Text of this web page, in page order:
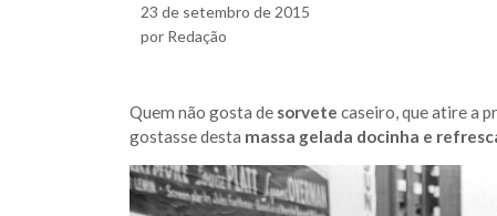
23 de setembro de 2015
por Redação
Quem não gosta de sorvete caseiro, que atire a
gostasse desta massa gelada docinha e